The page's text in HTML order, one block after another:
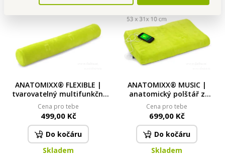
ANATOMIXX® FLEXIBLE |
tvarovatelný multifunkční
polštář z paměťové pěny 63
× 10 cm | opora pro krk,
záda & klouby
Cena pro tebe
499,00 Kč
Do kočáru
Skladem
ANATOMIXX® MUSIC |
anatomický polštář z
paměťové pěny s
reproduktorem | 53 × 31 ×
10 cm | připojení na mobil &
tablet
Cena pro tebe
699,00 Kč
Do kočáru
Skladem